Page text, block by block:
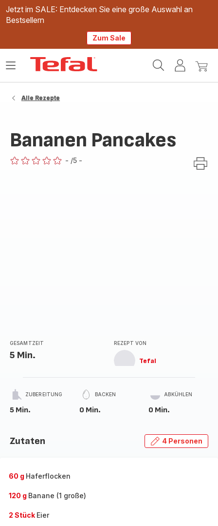
Jetzt im SALE: Entdecken Sie eine große Auswahl an
Bestsellern
Zum Sale
Mein
Mein
Das
Alle Rezepte
Bananen Pancakes
- /5 -
GESAMTZEIT
5 Min.
REZEPT VON
Tefal
ZUBEREITUNG
5 Min.
BACKEN
0 Min.
ABKÜHLEN
0 Min.
Zutaten 4 Personen
60 g Haferflocken
120 g Banane (1 große)
2 Stück Eier